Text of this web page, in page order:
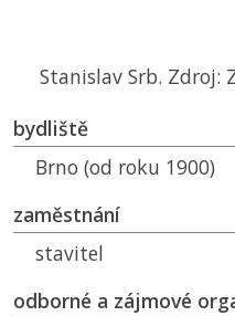
Stanislav Srb. Zdroj:
bydliště
Brno (od roku 1900)
zaměstnání
stavitel
odborné a zájmové